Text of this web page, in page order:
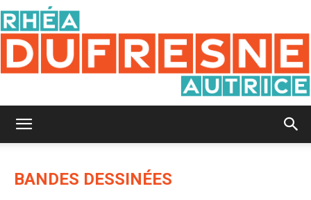
BANDES DESSINÉES